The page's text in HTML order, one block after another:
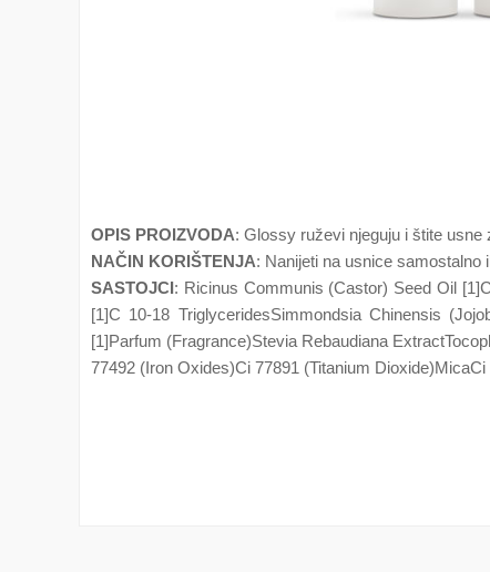
OPIS PROIZVODA: Glossy ruževi njeguju i štite usne
NAČIN KORIŠTENJA: Nanijeti na usnice samostalno
SASTOJCI: Ricinus Communis (Castor) Seed Oil
[1]C 10-18 TriglyceridesSimmondsia Chinensis
[1]Parfum (Fragrance)Stevia Rebaudiana
77492 (Iron Oxides)Ci 77891 (Titanium